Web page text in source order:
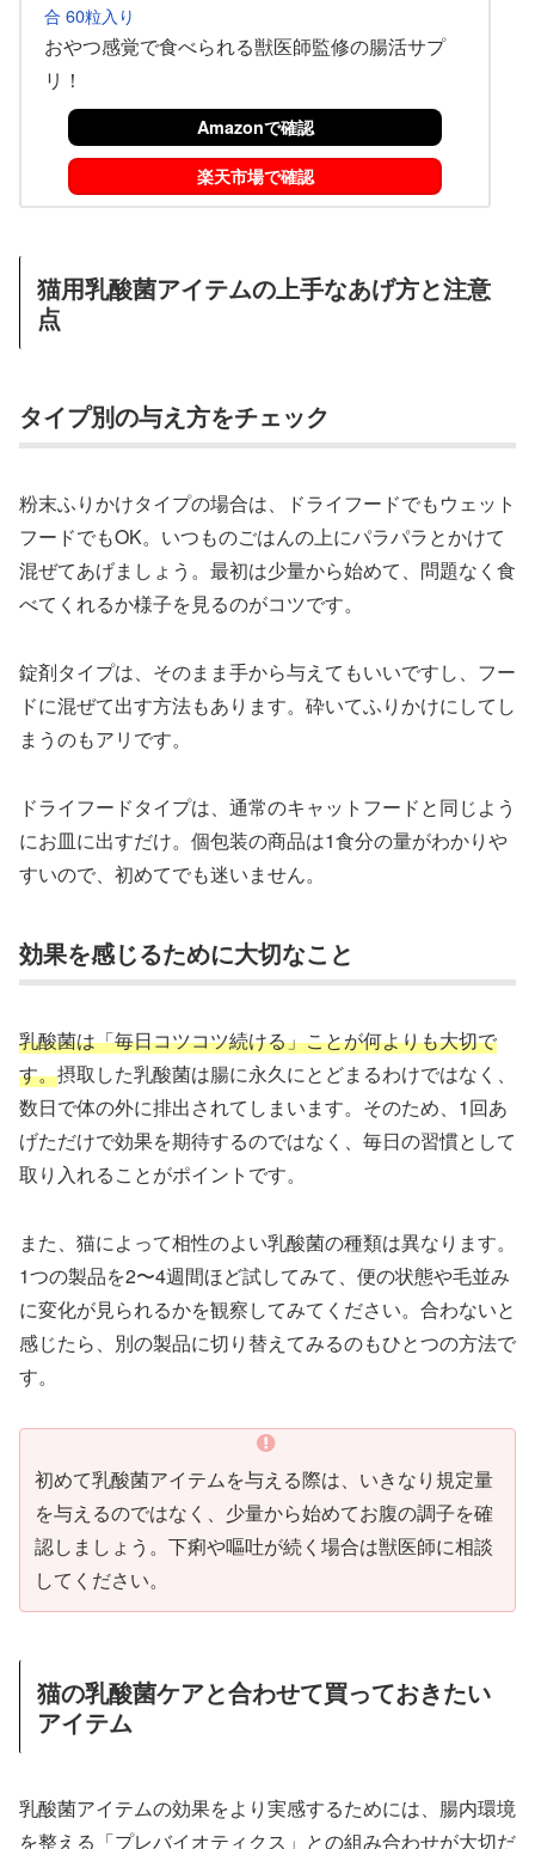
合 60粒入り
おやつ感覚で食べられる獣医師監修の腸活サプ
リ！
Amazonで確認
楽天市場で確認
猫用乳酸菌アイテムの上手なあげ方と注意
点
タイプ別の与え方をチェック
粉末ふりかけタイプの場合は、ドライフードでもウェット
フードでもOK。いつものごはんの上にパラパラとかけて
混ぜてあげましょう。最初は少量から始めて、問題なく食
べてくれるか様子を見るのがコツです。
錠剤タイプは、そのまま手から与えてもいいですし、フー
ドに混ぜて出す方法もあります。砕いてふりかけにしてし
まうのもアリです。
ドライフードタイプは、通常のキャットフードと同じよう
にお皿に出すだけ。個包装の商品は1食分の量がわかりや
すいので、初めてでも迷いません。
効果を感じるために大切なこと
乳酸菌は「毎日コツコツ続ける」ことが何よりも大切で
す。摂取した乳酸菌は腸に永久にとどまるわけではなく、
数日で体の外に排出されてしまいます。そのため、1回あ
げただけで効果を期待するのではなく、毎日の習慣として
取り入れることがポイントです。
また、猫によって相性のよい乳酸菌の種類は異なります。
1つの製品を2〜4週間ほど試してみて、便の状態や毛並み
に変化が見られるかを観察してみてください。合わないと
感じたら、別の製品に切り替えてみるのもひとつの方法で
す。
初めて乳酸菌アイテムを与える際は、いきなり規定量
を与えるのではなく、少量から始めてお腹の調子を確
認しましょう。下痢や嘔吐が続く場合は獣医師に相談
してください。
猫の乳酸菌ケアと合わせて買っておきたい
アイテム
乳酸菌アイテムの効果をより実感するためには、腸内環境
を整える「プレバイオティクス」との組み合わせが大切だ